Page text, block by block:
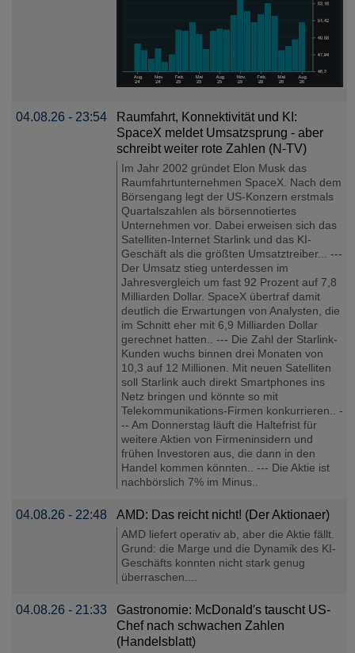
04.08.26 - 23:54
Raumfahrt, Konnektivität und KI:
SpaceX meldet Umsatzsprung - aber
schreibt weiter rote Zahlen (N-TV)
Im Jahr 2002 gründet Elon Musk das
Raumfahrtunternehmen SpaceX. Nach dem
Börsengang legt der US-Konzern erstmals
Quartalszahlen als börsennotiertes
Unternehmen vor. Dabei erweisen sich das
Satelliten-Internet Starlink und das KI-
Geschäft als die größten Umsatztreiber... ---
Der Umsatz stieg unterdessen im
Jahresvergleich um fast 92 Prozent auf 7,8
Milliarden Dollar. SpaceX übertraf damit
deutlich die Erwartungen von Analysten, die
im Schnitt eher mit 6,9 Milliarden Dollar
gerechnet hatten.. --- Die Zahl der Starlink-
Kunden wuchs binnen drei Monaten von
10,3 auf 12 Millionen. Mit neuen Satelliten
soll Starlink auch direkt Smartphones ins
Netz bringen und könnte so mit
Telekommunikations-Firmen konkurrieren.. -
-- Am Donnerstag läuft die Haltefrist für
weitere Aktien von Firmeninsidern und
frühen Investoren aus, die dann in den
Handel kommen könnten.. --- Die Aktie ist
nachbörslich 7% im Minus..
04.08.26 - 22:48 AMD: Das reicht nicht! (Der Aktionaer)
AMD liefert operativ ab, aber die Aktie fällt.
Grund: die Marge und die Dynamik des KI-
Geschäfts konnten nicht stark genug
überraschen....
04.08.26 - 21:33
Gastronomie: McDonald′s tauscht US-
Chef nach schwachen Zahlen
(Handelsblatt)